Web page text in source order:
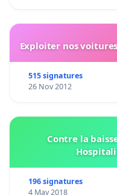
Exploiter nos
515 signatures
26 Nov 2012
Contre la
196 signatures
4 May 2018